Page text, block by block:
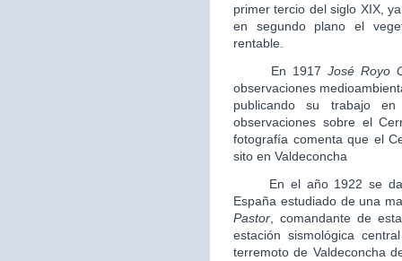
primer tercio del siglo XIX,
en segundo plano el
rentable.
En 1917 José Royo
observaciones
publicando su trabajo
observaciones sobre el
fotografía comenta que el
sito en Valdeconcha
En el año 1922 se data
España estudiado de una
Pastor, comandante de
estación sismológica
terremoto de Valdeconcha